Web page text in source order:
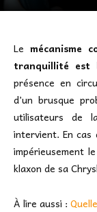
Le mécanisme
tranquillité est
présence en
d’un brusque
utilisateurs de
intervient. En cas
impérieusement
klaxon de sa
À lire aussi :